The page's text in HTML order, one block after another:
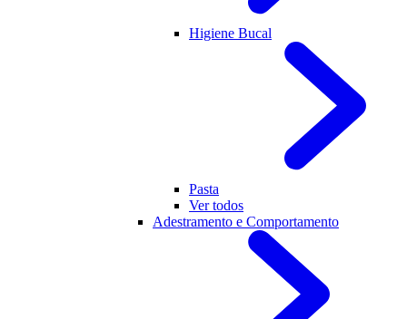
Higiene Bucal
Pasta
Ver todos
Adestramento e Comportamento